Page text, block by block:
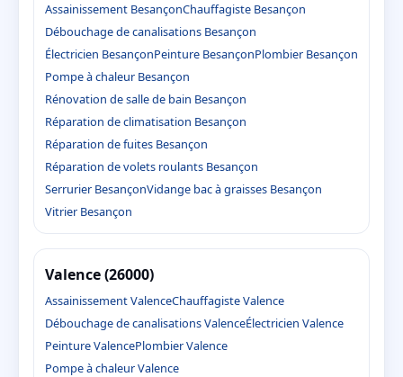
Assainissement BesançonChauffagiste Besançon
Débouchage de canalisations Besançon
Électricien BesançonPeinture BesançonPlombier Besançon
Pompe à chaleur Besançon
Rénovation de salle de bain Besançon
Réparation de climatisation Besançon
Réparation de fuites Besançon
Réparation de volets roulants Besançon
Serrurier BesançonVidange bac à graisses Besançon
Vitrier Besançon
Valence (26000)
Assainissement ValenceChauffagiste Valence
Débouchage de canalisations ValenceÉlectricien Valence
Peinture ValencePlombier Valence
Pompe à chaleur Valence